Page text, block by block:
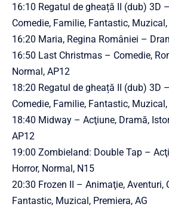
16:10 Regatul de gheață II (dub) 3D
Comedie, Familie, Fantastic, Muzical,
16:20 Maria, Regina României –
16:50 Last Christmas – Comedie,
Normal, AP12
18:20 Regatul de gheață II (dub) 3D
Comedie, Familie, Fantastic, Muzical,
18:40 Midway – Acţiune, Dramă,
AP12
19:00 Zombieland: Double Tap –
Horror, Normal, N15
20:30 Frozen II – Animaţie, Aventuri,
Fantastic, Muzical, Premiera, AG